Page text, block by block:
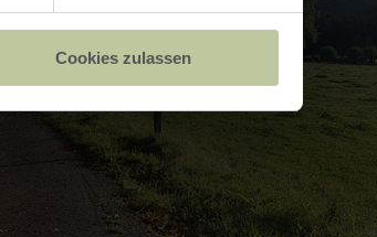
Cookies zulassen